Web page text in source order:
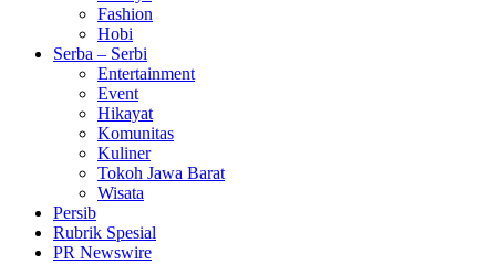
Fashion
Hobi
Serba – Serbi
Entertainment
Event
Hikayat
Komunitas
Kuliner
Tokoh Jawa Barat
Wisata
Persib
Rubrik Spesial
PR Newswire